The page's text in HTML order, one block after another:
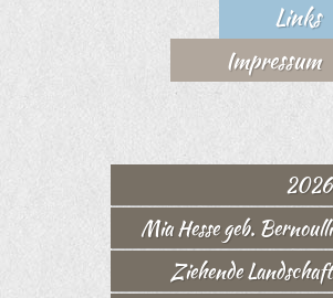
Links
Impressum
2026
Mia Hesse geb. Bernoulli
Ziehende Landschaft